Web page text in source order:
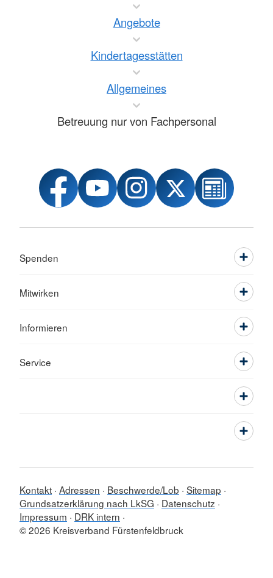
Angebote
Kindertagesstätten
Allgemeines
Betreuung nur von Fachpersonal
Spenden
Mitwirken
Informieren
Service
Kontakt Adressen Beschwerde/Lob Sitemap
Grundsatzerklärung nach LkSG
Datenschutz
Impressum
DRK intern
© 2026 Kreisverband Fürstenfeldbruck